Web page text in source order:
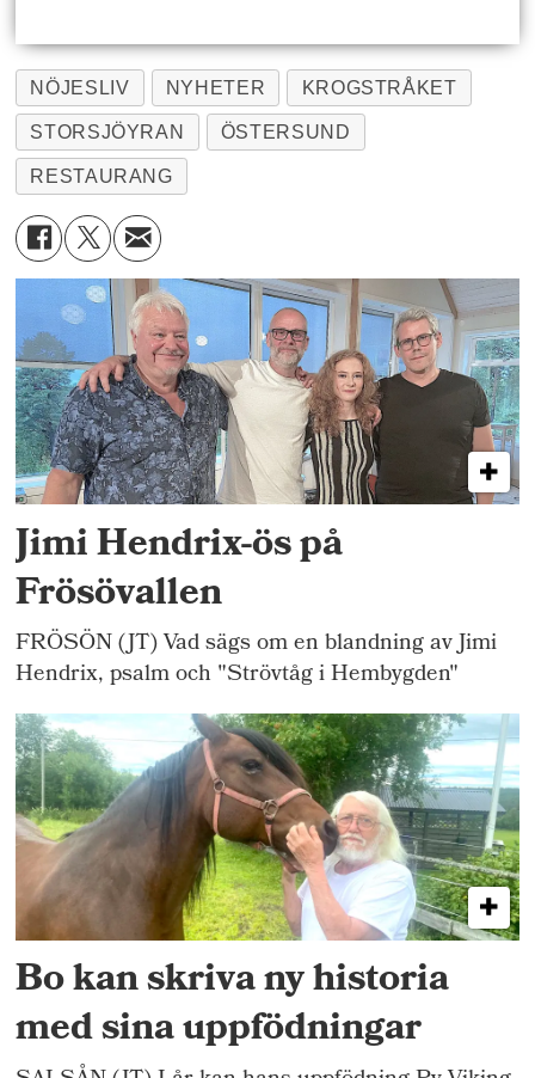
NÖJESLIV NYHETER KROGSTRÅKET
STORSJÖYRAN ÖSTERSUND
RESTAURANG
Jimi Hendrix-ös på
Frösövallen
FRÖSÖN (JT) Vad sägs om en blandning av Jimi
Hendrix, psalm och "Strövtåg i Hembygden"
Bo kan skriva ny historia
med sina uppfödningar